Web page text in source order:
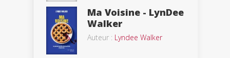
Ma Voisine - LynDee
Walker
Auteur : Lyndee Walker